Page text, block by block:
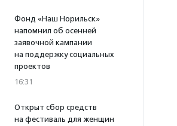
Фонд «Наш Норильск»
напомнил об осенней
заявочной кампании
на поддержку социальных
проектов
16:31
Открыт сбор средств
на фестиваль для женщин